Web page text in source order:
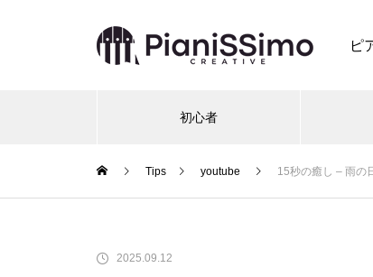
ピ
初心者
Tips youtube 15秒の癒し – 雨の
2025.09.12